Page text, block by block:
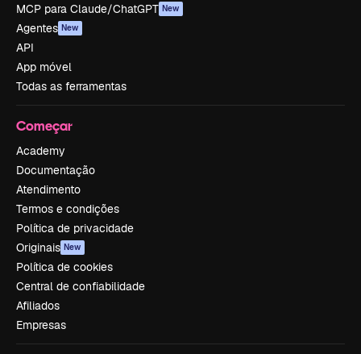
MCP para Claude/ChatGPT New
Agentes New
API
App móvel
Todas as ferramentas
Começar
Academy
Documentação
Atendimento
Termos e condições
Política de privacidade
Originais New
Política de cookies
Central de confiabilidade
Afiliados
Empresas